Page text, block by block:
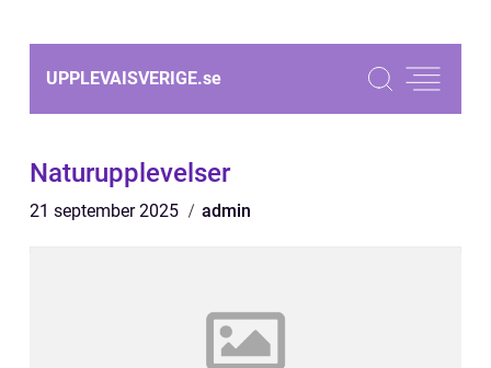
UPPLEVAISVERIGE.se
Naturupplevelser
21 september 2025 admin